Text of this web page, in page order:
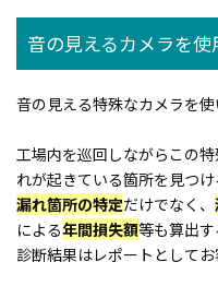
音の見えるカメラを
音の見える特殊なカメラを使
工場内を巡回しながらこの
れが起きている箇所を見つけ
漏れ箇所の特定だけでなく、
による年間損失額等も算出す
診断結果はレポートとしてお